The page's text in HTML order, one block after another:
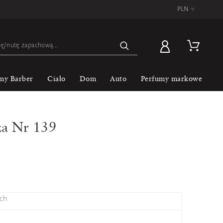
PLN ▿
Barber Ciało Dom Auto Perfumy markowe
Nr 139